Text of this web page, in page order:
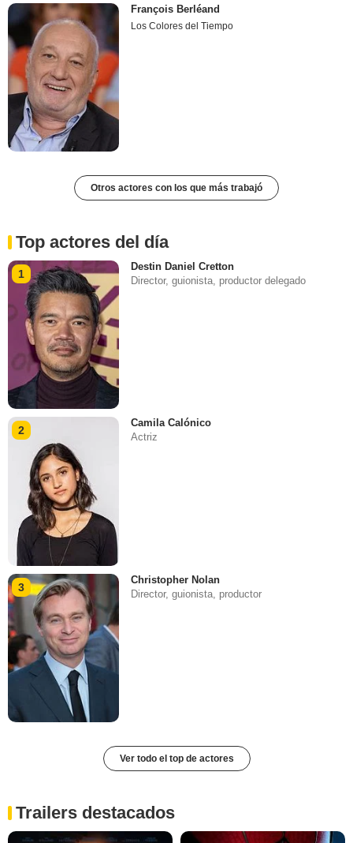
François Berléand
Los Colores del Tiempo
Otros actores con los que más trabajó
Top actores del día
1
Destin Daniel Cretton
Director, guionista, productor delegado
2
Camila Calónico
Actriz
3
Christopher Nolan
Director, guionista, productor
Ver todo el top de actores
Trailers destacados